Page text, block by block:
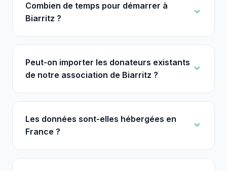
Combien de temps pour démarrer à
Biarritz ?
Peut-on importer les donateurs existants
de notre association de Biarritz ?
Les données sont-elles hébergées en
France ?